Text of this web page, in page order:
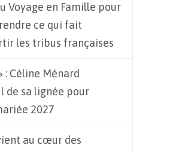
Voyage en Famille pour
ce qui fait
les tribus françaises
: Céline Ménard
de sa lignée pour
2027
au cœur des